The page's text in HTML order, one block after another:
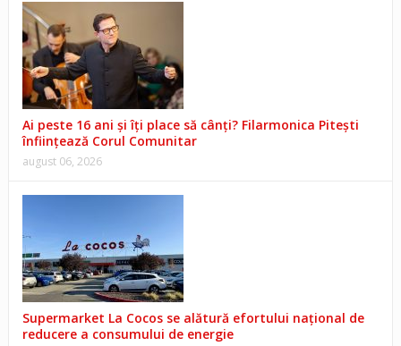
Ai peste 16 ani și îți place să cânți? Filarmonica Pitești
înființează Corul Comunitar
august 06, 2026
Supermarket La Cocos se alătură efortului național de
reducere a consumului de energie